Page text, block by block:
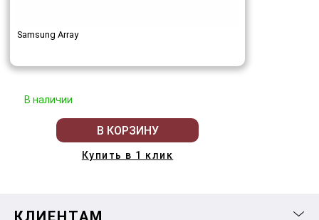
Samsung Array
В наличии
В КОРЗИНУ
Купить в 1 клик